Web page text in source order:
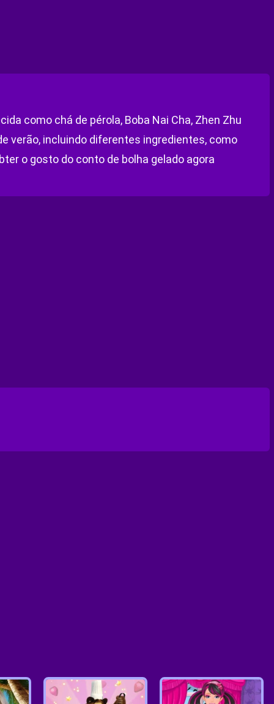
como chá de pérola, Boba Nai Cha, Zhen Zhu
verão, incluindo diferentes ingredientes, como
o gosto do conto de bolha gelado agora